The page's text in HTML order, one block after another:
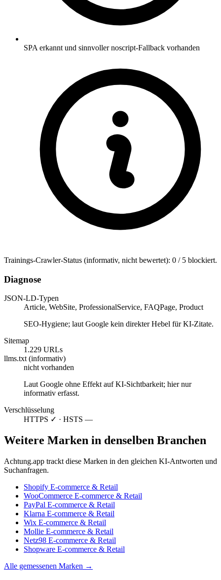
SPA erkannt und sinnvoller noscript-Fallback vorhanden
Trainings-Crawler-Status (informativ, nicht bewertet): 0 / 5 blockiert.
Diagnose
JSON-LD-Typen
Article, WebSite, ProfessionalService, FAQPage, Product
SEO-Hygiene; laut Google kein direkter Hebel für KI-Zitate.
Sitemap
1.229 URLs
llms.txt (informativ)
nicht vorhanden
Laut Google ohne Effekt auf KI-Sichtbarkeit; hier nur
informativ erfasst.
Verschlüsselung
HTTPS ✓ · HSTS —
Weitere Marken in denselben Branchen
Achtung.app trackt diese Marken in den gleichen KI-Antworten und
Suchanfragen.
Shopify E-commerce & Retail
WooCommerce E-commerce & Retail
PayPal E-commerce & Retail
Klarna E-commerce & Retail
Wix E-commerce & Retail
Mollie E-commerce & Retail
Netz98 E-commerce & Retail
Shopware E-commerce & Retail
Alle gemessenen Marken →